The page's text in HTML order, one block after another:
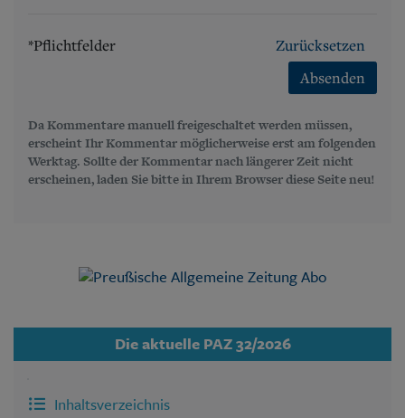
*Pflichtfelder
Zurücksetzen
Absenden
Da Kommentare manuell freigeschaltet werden müssen,
erscheint Ihr Kommentar möglicherweise erst am folgenden
Werktag. Sollte der Kommentar nach längerer Zeit nicht
erscheinen, laden Sie bitte in Ihrem Browser diese Seite neu!
Die aktuelle PAZ 32/2026
Inhaltsverzeichnis